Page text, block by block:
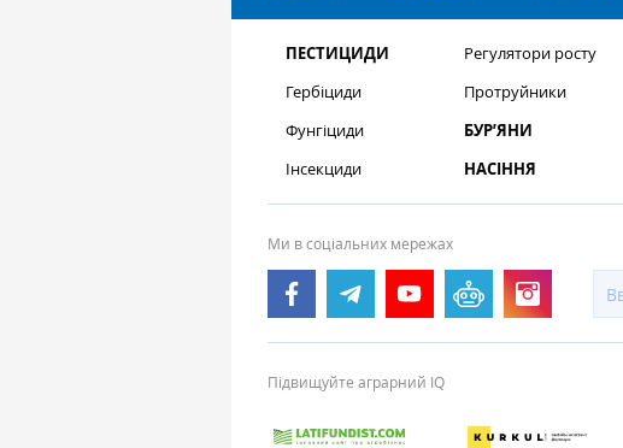
ПЕСТИЦИДИ
Гербіциди
Фунгіциди
Інсекциди
Регулятори росту
Протруйники
БУР’ЯНИ
НАСІННЯ
Ми в соціальних мережах
Підвищуйте аграрний IQ